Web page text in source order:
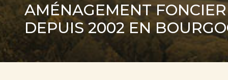
AMÉNAGEMENT
DEPUIS 2002 EN